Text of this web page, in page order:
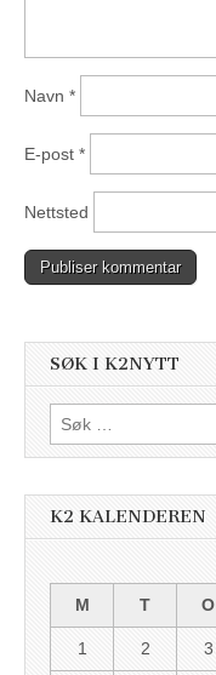
Navn *
E-post *
Nettsted
SØK I K2NYTT
Søk
etter:
K2 KALENDEREN
M
T O
1 2 3